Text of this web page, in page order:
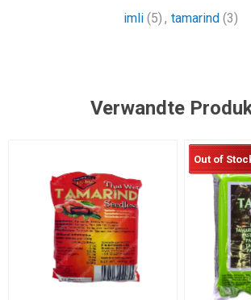
imli (5) , tamarind (3)
Verwandte
Out of